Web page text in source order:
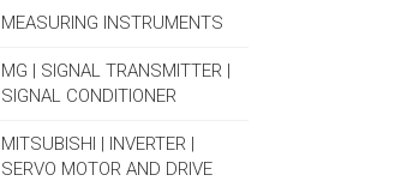
MEASURING INSTRUMENTS
MG | SIGNAL TRANSMITTER |
SIGNAL CONDITIONER
MITSUBISHI | INVERTER |
SERVO MOTOR AND DRIVE